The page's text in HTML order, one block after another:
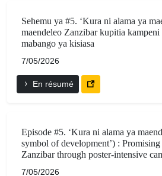
Sehemu ya #5. ‘Kura ni alama ya
maendeleo Zanzibar kupitia
mabango ya kisiasa
7/05/2026
En résumé
Episode #5. ‘Kura ni alama ya
symbol of development’) :
Zanzibar through poster-intensive
7/05/2026